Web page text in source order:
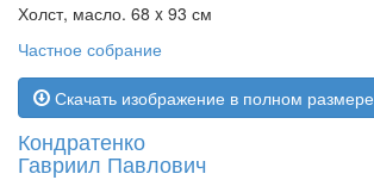
Холст, масло. 68 x 93 см
Частное собрание
Скачать изображение в полном размере
Кондратенко
Гавриил Павлович